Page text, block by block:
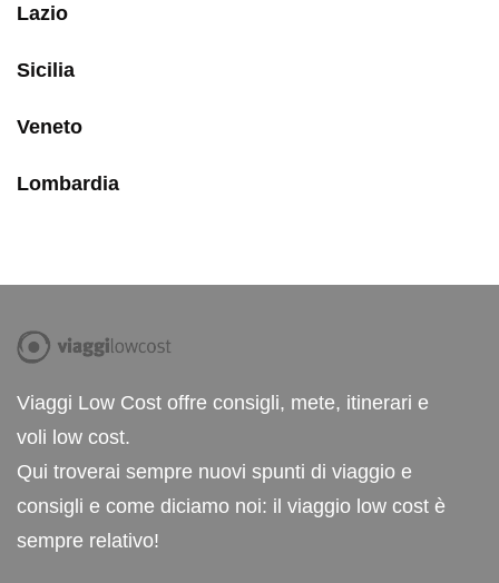
Lazio
Sicilia
Veneto
Lombardia
Viaggi Low Cost offre consigli, mete, itinerari e
voli low cost.
Qui troverai sempre nuovi spunti di viaggio e
consigli e come diciamo noi: il viaggio low cost è
sempre relativo!